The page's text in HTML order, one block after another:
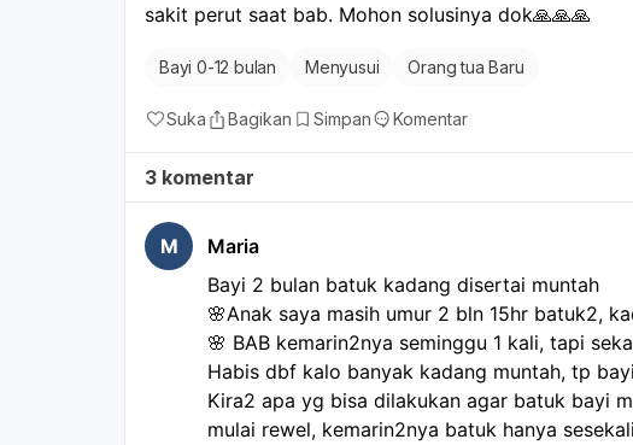
sakit perut saat bab. Mohon solusinya dok🙏🙏🙏
Bayi 0-12 bulan Menyusui Orang tua Baru
Suka Bagikan Simpan Komentar
3 komentar
M
Maria
Bayi 2 bulan batuk kadang disertai muntah
🌸Anak saya masih umur 2 bln 15hr batuk2,
🌸 BAB kemarin2nya seminggu 1 kali, tapi
Habis dbf kalo banyak kadang muntah, tp
Kira2 apa yg bisa dilakukan agar batuk bayi
mulai rewel, kemarin2nya batuk hanya